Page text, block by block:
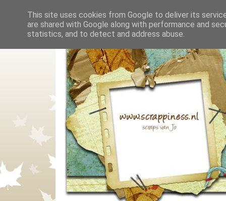
This site uses cookies from Google to deliver its
are shared with Google along with performance and
statistics, and to detect and address abuse.